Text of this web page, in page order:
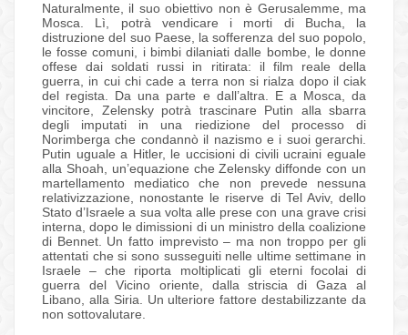
Naturalmente, il suo obiettivo non è Gerusalemme, ma
Mosca. Lì, potrà vendicare i morti di Bucha, la
distruzione del suo Paese, la sofferenza del suo popolo,
le fosse comuni, i bimbi dilaniati dalle bombe, le donne
offese dai soldati russi in ritirata: il film reale della
guerra, in cui chi cade a terra non si rialza dopo il ciak
del regista. Da una parte e dall’altra. E a Mosca, da
vincitore, Zelensky potrà trascinare Putin alla sbarra
degli imputati in una riedizione del processo di
Norimberga che condannò il nazismo e i suoi gerarchi.
Putin uguale a Hitler, le uccisioni di civili ucraini eguale
alla Shoah, un’equazione che Zelensky diffonde con un
martellamento mediatico che non prevede nessuna
relativizzazione, nonostante le riserve di Tel Aviv, dello
Stato d’Israele a sua volta alle prese con una grave crisi
interna, dopo le dimissioni di un ministro della coalizione
di Bennet. Un fatto imprevisto – ma non troppo per gli
attentati che si sono susseguiti nelle ultime settimane in
Israele – che riporta moltiplicati gli eterni focolai di
guerra del Vicino oriente, dalla striscia di Gaza al
Libano, alla Siria. Un ulteriore fattore destabilizzante da
non sottovalutare.